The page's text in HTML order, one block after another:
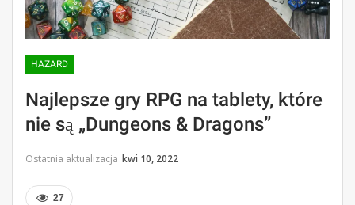
HAZARD
Najlepsze gry RPG na tablety, które
nie są „Dungeons & Dragons”
Ostatnia aktualizacja kwi 10, 2022
27